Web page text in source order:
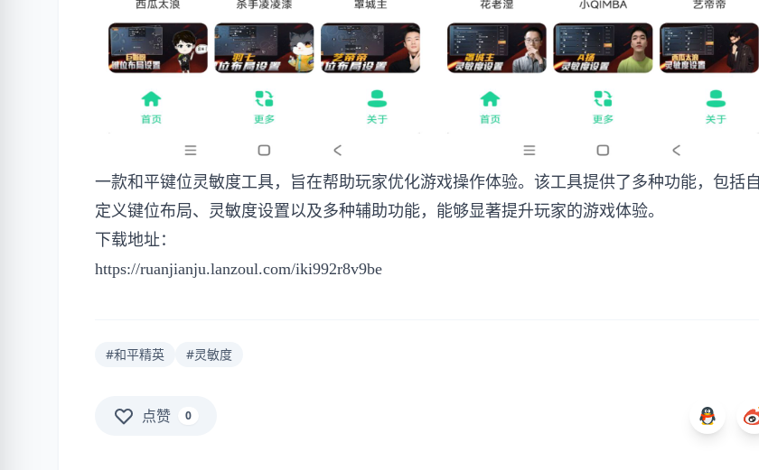
一款和平键位灵敏度工具，旨在帮助玩家优化游戏操作体验。该工具提供了多种功能，包括自
定义键位布局、灵敏度设置以及多种辅助功能，能够显著提升玩家的游戏体验。
下载地址：
https://ruanjianju.lanzoul.com/iki992r8v9be
#和平精英 #灵敏度
点赞 0